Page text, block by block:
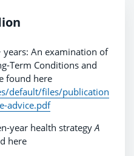
An examination of
Term Conditions and
found here
default/files/publication
advice.pdf
year health strategyA
here